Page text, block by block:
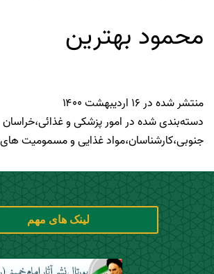
محمود بهترین
منتشر شده در۱۶ اردیبهشت ۱۴۰۰
دسته‌بندی شده درامور پزشکی و غذائی،خراسان
جنوبی،کارشناسان،مواد غذایی و مسمومیت های
لینک های مهم